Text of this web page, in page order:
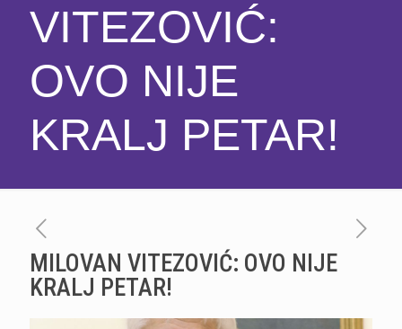
VITEZOVIĆ:
OVO NIJE
KRALJ PETAR!
MILOVAN VITEZOVIĆ: OVO NIJE
KRALJ PETAR!